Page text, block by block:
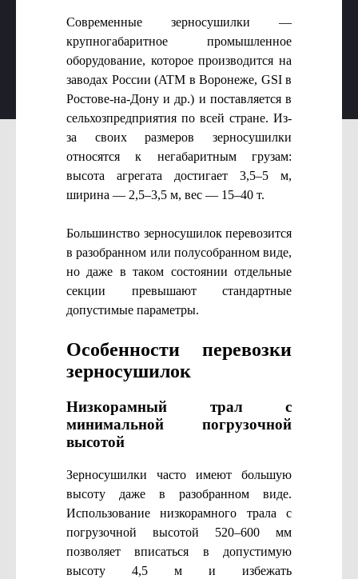
Современные зерносушилки —
крупногабаритное промышленное
оборудование, которое производится на
заводах России (ATM в Воронеже, GSI в
Ростове-на-Дону и др.) и поставляется в
сельхозпредприятия по всей стране. Из-
за своих размеров зерносушилки
относятся к негабаритным грузам:
высота агрегата достигает 3,5–5 м,
ширина — 2,5–3,5 м, вес — 15–40 т.
Большинство зерносушилок перевозится
в разобранном или полусобранном виде,
но даже в таком состоянии отдельные
секции превышают стандартные
допустимые параметры.
Особенности перевозки
зерносушилок
Низкорамный трал с
минимальной погрузочной
высотой
Зерносушилки часто имеют большую
высоту даже в разобранном виде.
Использование низкорамного трала с
погрузочной высотой 520–600 мм
позволяет вписаться в допустимую
высоту 4,5 м и избежать